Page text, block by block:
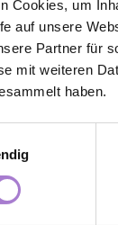
Cookies, um
auf unsere
Partner für
mit weiteren
haben.